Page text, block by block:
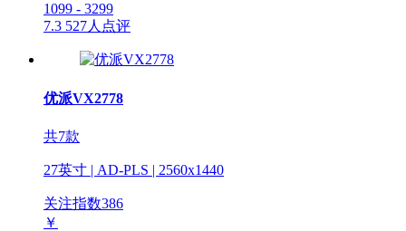
1099 - 3299
7.3 527人点评
优派VX2778
共7款
27英寸 | AD-PLS | 2560x1440
关注指数386
￥